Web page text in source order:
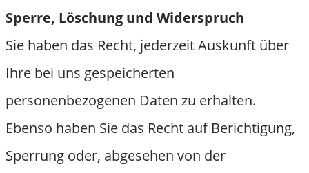
Sperre, Löschung und Widerspruch
Sie haben das Recht, jederzeit Auskunft über
Ihre bei uns gespeicherten
personenbezogenen Daten zu erhalten.
Ebenso haben Sie das Recht auf Berichtigung,
Sperrung oder, abgesehen von der